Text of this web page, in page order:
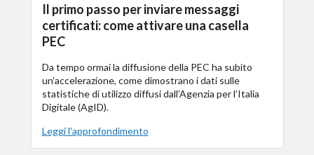
Il primo passo per inviare messaggi
certificati: come attivare una casella
PEC
Da tempo ormai la diffusione della PEC ha subito
un’accelerazione, come dimostrano i dati sulle
statistiche di utilizzo diffusi dall’Agenzia per l’Italia
Digitale (AgID).
Leggi l'approfondimento